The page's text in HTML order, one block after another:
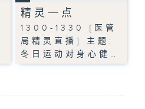
精灵一点
1300-1330 [医管
局精灵直播] 主题:
冬日运动对身心健…